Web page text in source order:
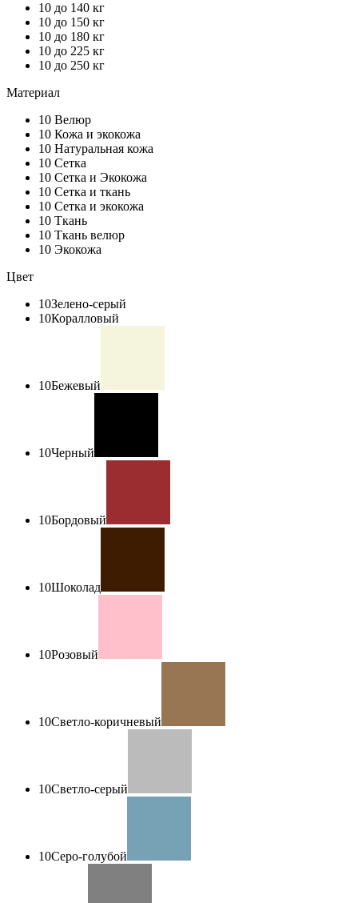
10 до 140 кг
10 до 150 кг
10 до 180 кг
10 до 225 кг
10 до 250 кг
Материал
10 Велюр
10 Кожа и экокожа
10 Натуральная кожа
10 Сетка
10 Сетка и Экокожа
10 Сетка и ткань
10 Сетка и экокожа
10 Ткань
10 Ткань велюр
10 Экокожа
Цвет
10Зелено-серый
10Коралловый
10Бежевый
10Черный
10Бордовый
10Шоколад
10Розовый
10Светло-коричневый
10Светло-серый
10Серо-голубой